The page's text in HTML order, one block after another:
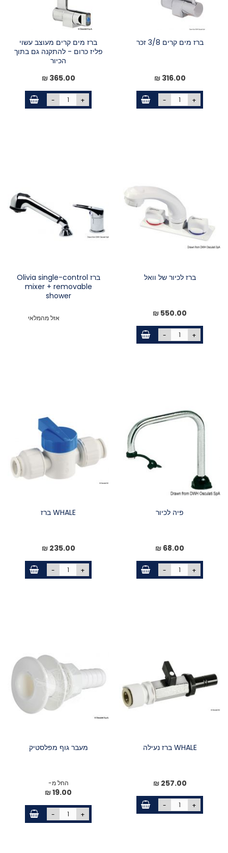
ברז מים קרים 3/8 זכר
316.00 ₪
- +
ברז מים קרים מעוצב עשוי
פליז כרום - להתקנה גם בתוך
הכיור
365.00 ₪
- +
ברז לכיור של וואל
550.00 ₪
- +
ברז Olivia single-control
mixer + removable
shower
אזל מהמלאי
פיה לכיור
68.00 ₪
- +
WHALE ברז
235.00 ₪
- +
WHALE ברז נעילה
257.00 ₪
- +
מעבר גוף מפלסטיק
החל מ-
19.00 ₪
- +